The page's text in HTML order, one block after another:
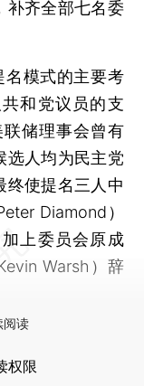
补齐全部七名委
模式的主要考
和党议员的支
储理事会曾有
选人均为民主党
终使提名三人中
Diamond）
上委员会原成
Warsh）辞
阅读
权限